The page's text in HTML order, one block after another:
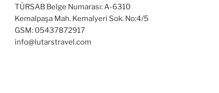
TÜRSAB Belge Numarası: A-6310
Kemalpaşa Mah. Kemalyeri Sok. No:4/5
GSM: 05437872917
info@lutarstravel.com